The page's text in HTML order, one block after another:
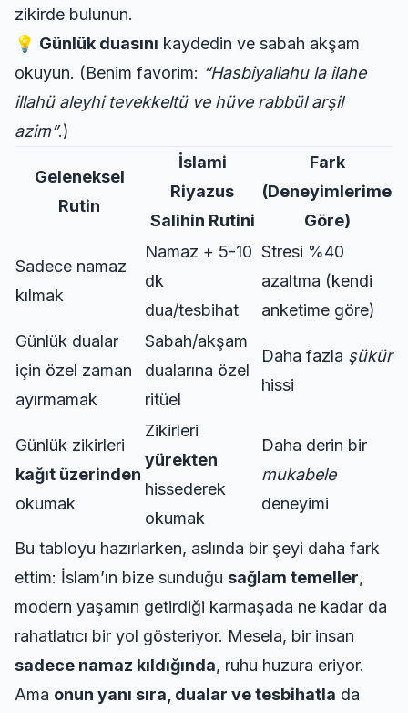
zikirde bulunun.
💡 Günlük duasını kaydedin ve sabah akşam
okuyun. (Benim favorim: “Hasbiyallahu la ilahe
illahü aleyhi tevekkeltü ve hüve rabbül arşil
azim”.)
Geleneksel
Rutin
İslami
Riyazus
Salihin Rutini
Fark
(Deneyimlerime
Göre)
Sadece namaz
kılmak
Namaz + 5-10
dk
dua/tesbihat
Stresi %40
azaltma (kendi
anketime göre)
Günlük dualar
için özel zaman
ayırmamak
Sabah/akşam
dualarına özel
ritüel
Daha fazla şükür
hissi
Günlük zikirleri
kağıt üzerinden
okumak
Zikirleri
yürekten
hissederek
okumak
Daha derin bir
mukabele
deneyimi
Bu tabloyu hazırlarken, aslında bir şeyi daha fark
ettim: İslam’ın bize sunduğu sağlam temeller,
modern yaşamın getirdiği karmaşada ne kadar da
rahatlatıcı bir yol gösteriyor. Mesela, bir insan
sadece namaz kıldığında, ruhu huzura eriyor.
Ama onun yanı sıra, dualar ve tesbihatla da